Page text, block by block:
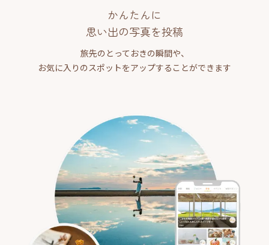
かんたんに
思い出の写真を投稿
旅先のとっておきの瞬間や、
お気に入りのスポットをアップすることができます